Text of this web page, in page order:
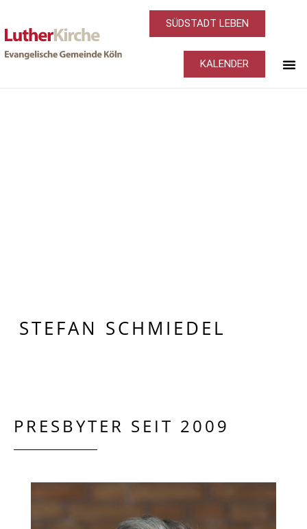
KALENDER
SÜDSTADT LEBEN
STEFAN SCHMIEDEL
PRESBYTER SEIT 2009